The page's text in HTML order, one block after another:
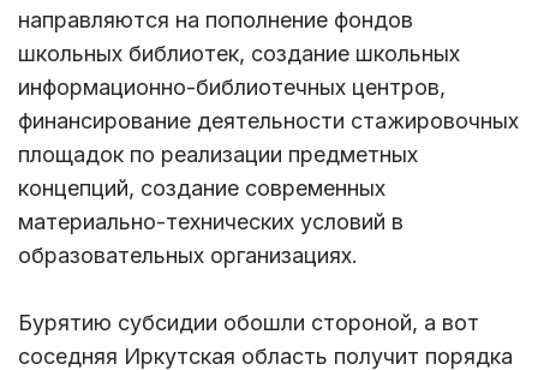
направляются на пополнение фондов
школьных библиотек, создание школьных
информационно-библиотечных центров,
финансирование деятельности стажировочных
площадок по реализации предметных
концепций, создание современных
материально-технических условий в
образовательных организациях.
Бурятию субсидии обошли стороной, а вот
соседняя Иркутская область получит порядка